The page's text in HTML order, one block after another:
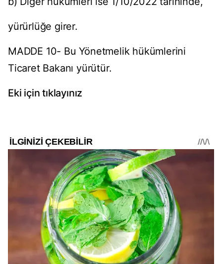
yürürlüğe girer.
MADDE 10- Bu Yönetmelik hükümlerini
Ticaret Bakanı yürütür.
Eki için tıklayınız